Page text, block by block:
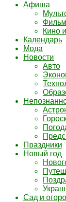
Афиша
Кино
Календарь
Мода
Новости
Авто
Праздники
Новый год
Сад и